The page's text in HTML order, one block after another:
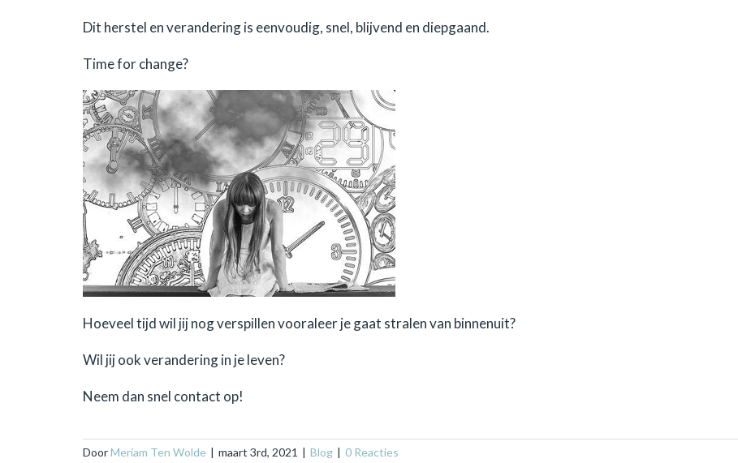
Dit herstel en verandering is eenvoudig, snel, blijvend en diepgaand.
Time for change?
Hoeveel tijd wil jij nog verspillen vooraleer je gaat stralen van binnenuit?
Wil jij ook verandering in je leven?
Neem dan snel contact op!
DoorMeriam Ten Wolde | maart 3rd, 2021 | Blog | 0 Reacties